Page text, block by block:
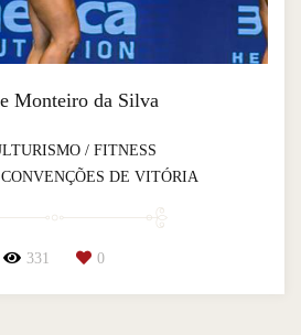
Monteiro da Silva
/ FITNESS
DE VITÓRIA
331 0